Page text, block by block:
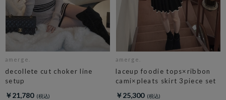
amerge.
decollete cut choker line
setup
￥21,780
amerge.
laceup foodie tops×ribbon
cami×pleats skirt 3piece set
￥25,300